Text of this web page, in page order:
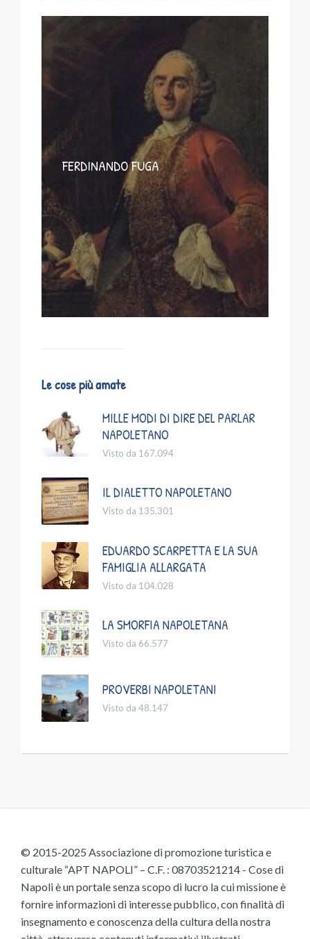
FERDINANDO FUGA
Le cose più amate
MILLE MODI DI DIRE DEL PARLAR
NAPOLETANO
Visto da 167.094
IL DIALETTO NAPOLETANO
Visto da 135.301
EDUARDO SCARPETTA E LA SUA
FAMIGLIA ALLARGATA
Visto da 104.028
LA SMORFIA NAPOLETANA
Visto da 66.577
PROVERBI NAPOLETANI
Visto da 48.147
© 2015-2025 Associazione di promozione turistica e
culturale “APT NAPOLI” – C.F. : 08703521214 - Cose di
Napoli è un portale senza scopo di lucro la cui missione è
fornire informazioni di interesse pubblico, con finalità di
insegnamento e conoscenza della cultura della nostra